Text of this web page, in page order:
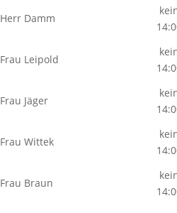
Herr Damm
Frau Leipold
Frau Jäger
Frau Wittek
Frau Braun